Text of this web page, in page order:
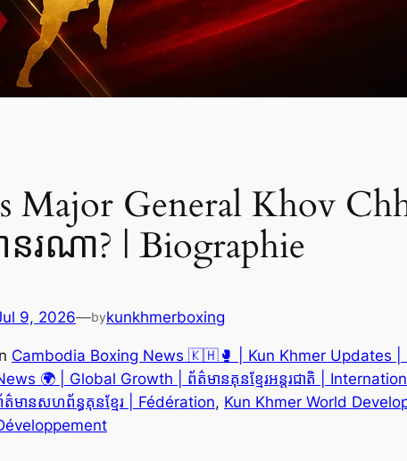
Major General Khov
រណា? | Biographie
9, 2026—bykunkhmerboxing
Cambodia Boxing News 🇰🇭🥊 | Kun Khmer Updates |
🌍 | Global Growth | ព័ត៌មានគុនខ្មែរអន្តរជាតិ |
ត៌មានសហព័ន្ធគុនខ្មែរ | Fédération, Kun Khmer World